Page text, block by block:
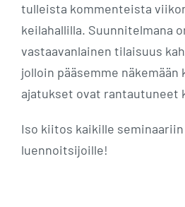
tulleista kommenteista
keilahallilla. Suunnitelmana
vastaavanlainen tilaisuus
jolloin pääsemme
ajatukset ovat rantautuneet
Iso kiitos kaikille
luennoitsijoille!